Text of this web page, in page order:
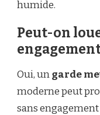
humide.
Peut-on
Oui, ungarde
moderne peut
sans engagement